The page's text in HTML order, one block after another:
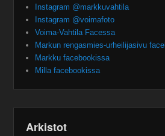
Instagram @markkuvahtila
Instagram @voimafoto
Voima-Vahtila Facessa
Markun rengasmies-urheilijasivu
Markku facebookissa
Milla facebookissa
Arkistot